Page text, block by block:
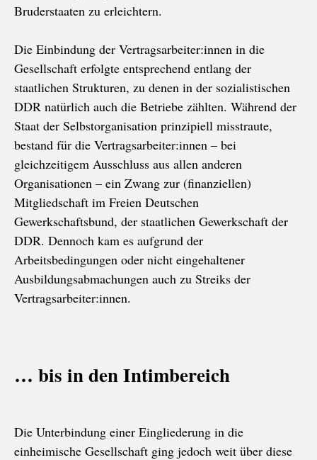
Bruderstaaten zu erleichtern.
Die Einbindung der Vertragsarbeiter:innen in die
Gesellschaft erfolgte entsprechend entlang der
staatlichen Strukturen, zu denen in der sozialistischen
DDR natürlich auch die Betriebe zählten. Während der
Staat der Selbstorganisation prinzipiell misstraute,
bestand für die Vertragsarbeiter:innen – bei
gleichzeitigem Ausschluss aus allen anderen
Organisationen – ein Zwang zur (finanziellen)
Mitgliedschaft im Freien Deutschen
Gewerkschaftsbund, der staatlichen Gewerkschaft der
DDR. Dennoch kam es aufgrund der
Arbeitsbedingungen oder nicht eingehaltener
Ausbildungsabmachungen auch zu Streiks der
Vertragsarbeiter:innen.
… bis in den Intimbereich
Die Unterbindung einer Eingliederung in die
einheimische Gesellschaft ging jedoch weit über diese